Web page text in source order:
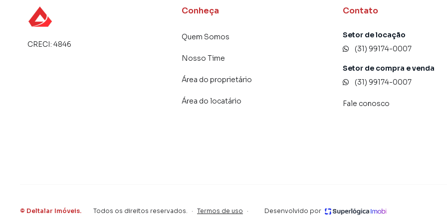
como consequência uma maior chance de vender ou alugar seu imóvel mais rápido. Contamos também
CRECI: 4846
Conheça
Quem Somos
Nosso Time
Área do proprietário
Área do locatário
Contato
Setor de locação
(31) 99174-0007
Setor de compra e venda
(31) 99174-0007
Fale conosco
© Deltalar Imóveis. Todos os direitos reservados. · Termos de uso · Desenvolvido por